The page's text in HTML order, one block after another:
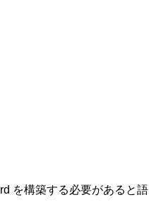
を構築する必要があると語